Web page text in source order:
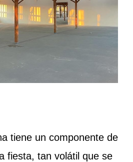
tiene un componente de
fiesta, tan volátil que se